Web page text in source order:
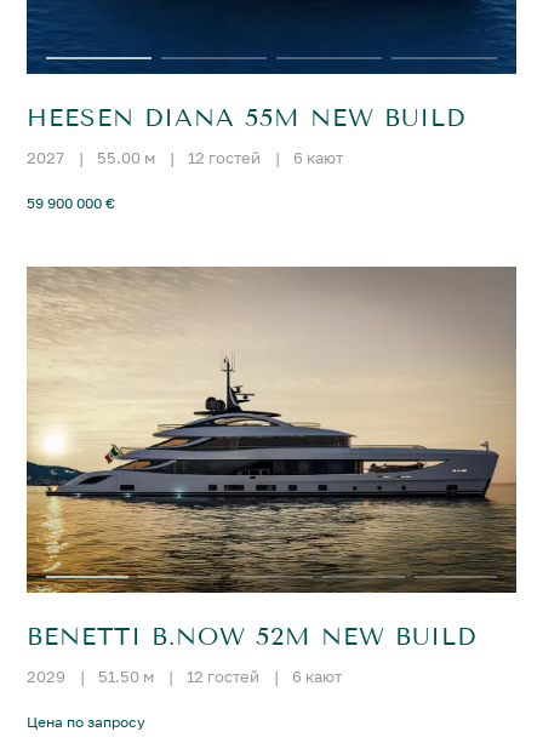
HEESEN DIANA 55M NEW BUILD
2027 | 55.00 м | 12 гостей | 6 кают
59 900 000 €
BENETTI B.NOW 52M NEW BUILD
2029 | 51.50 м | 12 гостей | 6 кают
Цена по запросу